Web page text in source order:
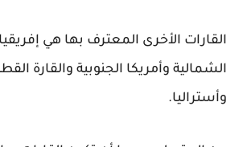
القارات الأخرى المعترف بها هي إفريقيا
الشمالية وأمريكا الجنوبية والقارة
وأستراليا.